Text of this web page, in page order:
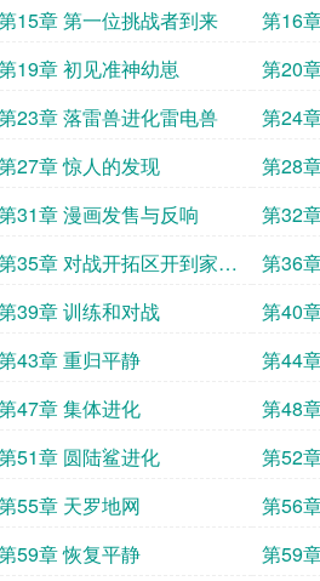
树
15章 第一位挑战者到来
第16
19章 初见准神幼崽
第20
23章 落雷兽进化雷电兽
第24
27章 惊人的发现
第28
31章 漫画发售与反响
第32
35章 对战开拓区开到家门
第36
39章 训练和对战
第40
43章 重归平静
第44
47章 集体进化
第48
51章 圆陆鲨进化
第52
55章 天罗地网
第56
59章 恢复平静
第59